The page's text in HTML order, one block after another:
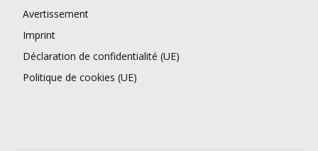
Avertissement
Imprint
Déclaration de confidentialité (UE)
Politique de cookies (UE)